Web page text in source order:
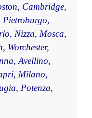
Cambridge,
Pietroburgo,
Nizza, Mosca,
Worchester,
Avellino,
Milano,
Potenza,